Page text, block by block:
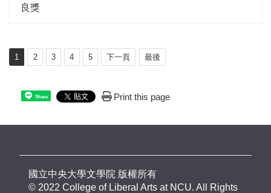
良獎
1 2 3 4 5 下一頁 最後
Share Print this page
國立中央大學文學院 版權所有
© 2022 College of Liberal Arts at NCU. All Rights